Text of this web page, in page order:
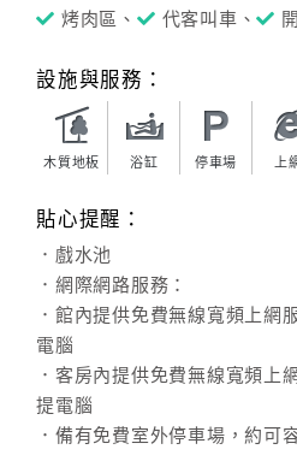
烤肉區、 代客叫車、
設施與服務：
木質地板 浴缸 停車場 上
貼心提醒：
．戲水池
．網際網路服務：
．館內提供免費無線寬頻上網
電腦
．客房內提供免費無線寬頻上
提電腦
．備有免費室外停車場，約可